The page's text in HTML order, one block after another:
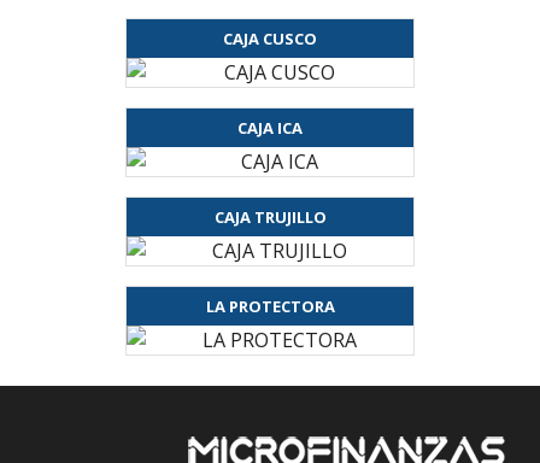
CAJA CUSCO
CAJA ICA
CAJA TRUJILLO
LA PROTECTORA